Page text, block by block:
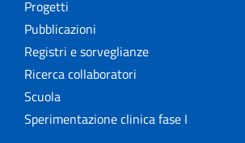
Progetti
Pubblicazioni
Registri e sorveglianze
Ricerca collaboratori
Scuola
Sperimentazione clinica fase I